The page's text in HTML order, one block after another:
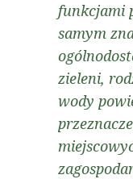
funkcjami
samym
zieleni,
wody